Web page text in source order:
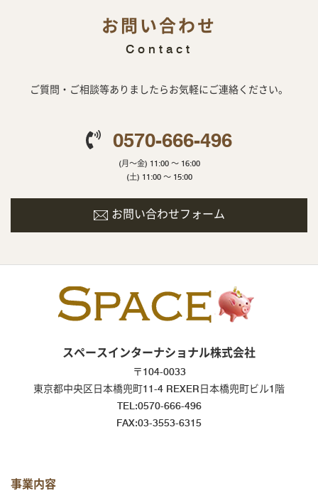
お問い合わせ
Contact
ご質問・ご相談等ありましたらお気軽にご連絡ください。
0570-666-496
(月～金) 11:00 ～ 16:00
(土) 11:00 ～ 15:00
お問い合わせフォーム
スペースインターナショナル株式会社
〒104-0033
東京都中央区日本橋兜町11-4 REXER日本橋兜町ビル1階
TEL:0570-666-496
FAX:03-3553-6315
事業内容